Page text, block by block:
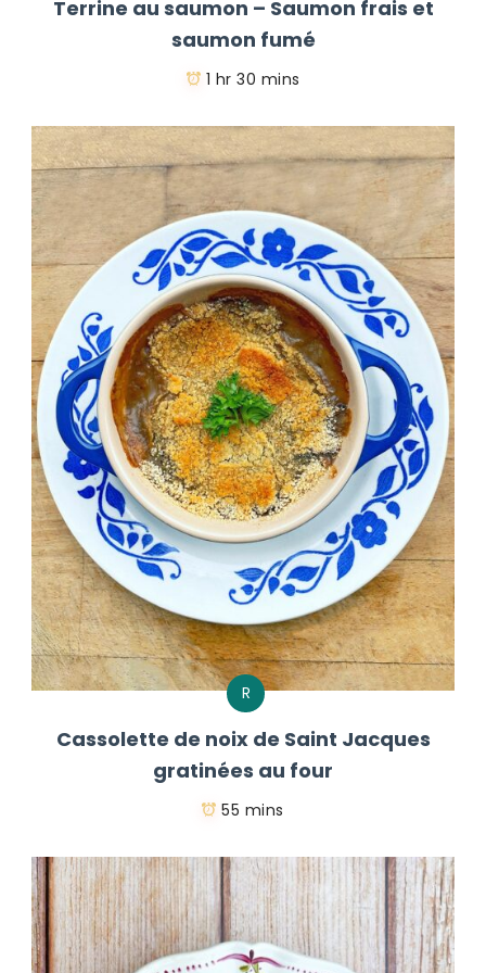
Terrine au saumon – Saumon frais et
saumon fumé
1 hr 30 mins
R
Cassolette de noix de Saint Jacques
gratinées au four
55 mins